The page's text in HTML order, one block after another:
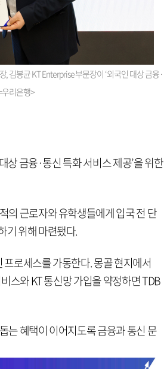
김봉균 KT Enterprise 부문장이 ‘외국인 대상 금융·
우리은행>
상 금융·통신 특화 서비스 제공’을 위한
의 근로자와 유학생들에게 입국 전 단
기 위해 마련됐다.
로세스를 가동한다. 몽골 현지에서
스와 KT 통신망 가입을 약정하면 TDB
는 혜택이 이어지도록 금융과 통신 문